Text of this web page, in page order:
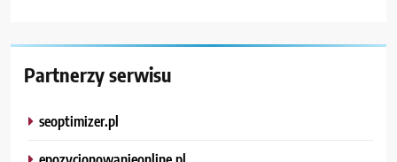
Partnerzy serwisu
seoptimizer.pl